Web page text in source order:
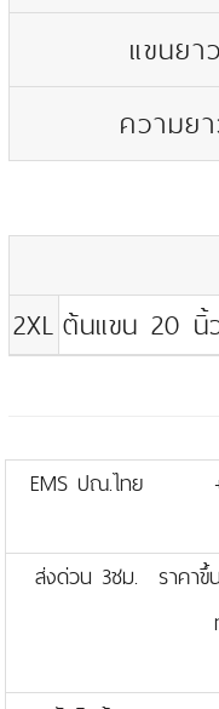
แขนยาว
ความย
2XL ต้นแขน 20 นิ้
EMS ปณ.ไทย
ส่งด่วน 3ชม.
ราคาขึ้